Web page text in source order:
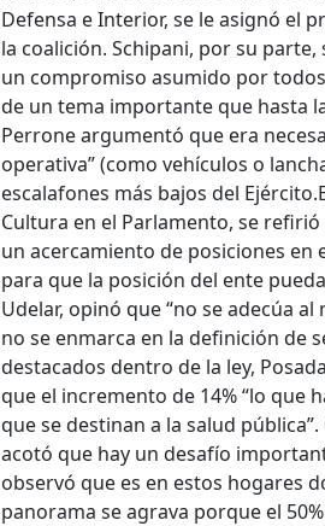
Defensa e Interior, se le asignó el
la coalición. Schipani, por su
un compromiso asumido por
de un tema importante que hasta
Perrone argumentó que era
operativa” (como vehículos o
escalafones más bajos del Ejército.
Cultura en el Parlamento, se
un acercamiento de posiciones en
para que la posición del ente
Udelar, opinó que “no se adecúa
no se enmarca en la definición de
destacados dentro de la ley,
que el incremento de 14% “lo que
que se destinan a la salud
acotó que hay un desafío
observó que es en estos hogares
panorama se agrava porque el